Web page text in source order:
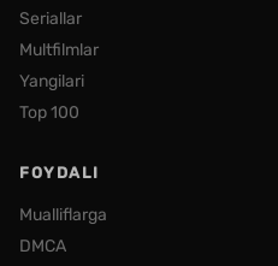
Seriallar
Multfilmlar
Yangilari
Top 100
FOYDALI
Mualliflarga
DMCA